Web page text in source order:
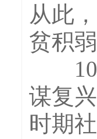
从此
贫积
105
谋复
时期